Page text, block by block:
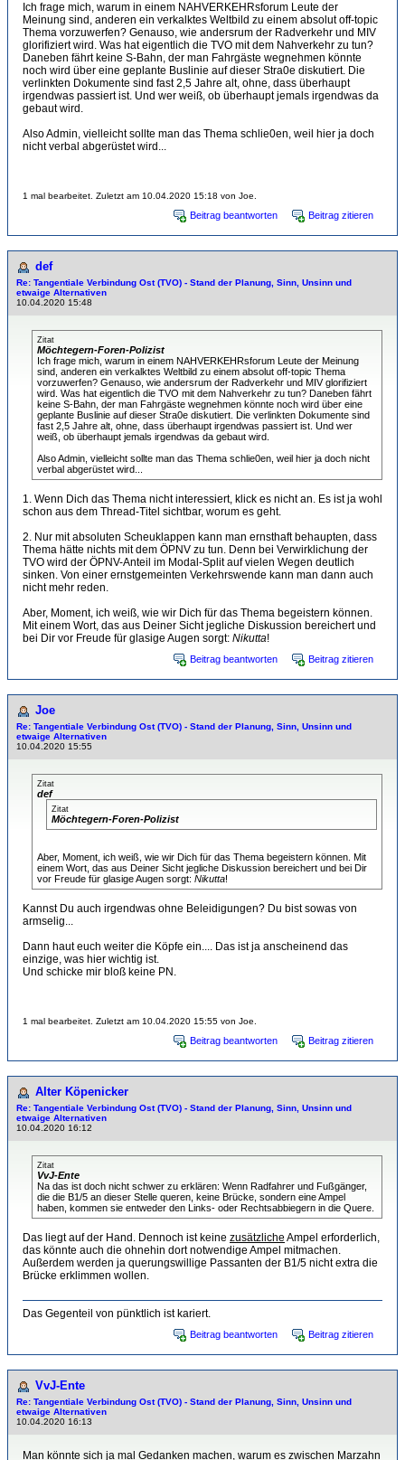
Ich frage mich, warum in einem NAHVERKEHRsforum Leute der
Meinung sind, anderen ein verkalktes Weltbild zu einem absolut off-topic
Thema vorzuwerfen? Genauso, wie andersrum der Radverkehr und MIV
glorifiziert wird. Was hat eigentlich die TVO mit dem Nahverkehr zu tun?
Daneben fährt keine S-Bahn, der man Fahrgäste wegnehmen könnte
noch wird über eine geplante Buslinie auf dieser Stra0e diskutiert. Die
verlinkten Dokumente sind fast 2,5 Jahre alt, ohne, dass überhaupt
irgendwas passiert ist. Und wer weiß, ob überhaupt jemals irgendwas da
gebaut wird.
Also Admin, vielleicht sollte man das Thema schlie0en, weil hier ja doch
nicht verbal abgerüstet wird...
1 mal bearbeitet. Zuletzt am 10.04.2020 15:18 von Joe.
Beitrag beantworten Beitrag zitieren
def
Re: Tangentiale Verbindung Ost (TVO) - Stand der Planung, Sinn, Unsinn und
etwaige Alternativen
10.04.2020 15:48
Zitat
Möchtegern-Foren-Polizist
Ich frage mich, warum in einem NAHVERKEHRsforum Leute der Meinung
sind, anderen ein verkalktes Weltbild zu einem absolut off-topic Thema
vorzuwerfen? Genauso, wie andersrum der Radverkehr und MIV glorifiziert
wird. Was hat eigentlich die TVO mit dem Nahverkehr zu tun? Daneben fährt
keine S-Bahn, der man Fahrgäste wegnehmen könnte noch wird über eine
geplante Buslinie auf dieser Stra0e diskutiert. Die verlinkten Dokumente sind
fast 2,5 Jahre alt, ohne, dass überhaupt irgendwas passiert ist. Und wer
weiß, ob überhaupt jemals irgendwas da gebaut wird.
Also Admin, vielleicht sollte man das Thema schlie0en, weil hier ja doch nicht
verbal abgerüstet wird...
1. Wenn Dich das Thema nicht interessiert, klick es nicht an. Es ist ja wohl
schon aus dem Thread-Titel sichtbar, worum es geht.
2. Nur mit absoluten Scheuklappen kann man ernsthaft behaupten, dass
Thema hätte nichts mit dem ÖPNV zu tun. Denn bei Verwirklichung der
TVO wird der ÖPNV-Anteil im Modal-Split auf vielen Wegen deutlich
sinken. Von einer ernstgemeinten Verkehrswende kann man dann auch
nicht mehr reden.
Aber, Moment, ich weiß, wie wir Dich für das Thema begeistern können.
Mit einem Wort, das aus Deiner Sicht jegliche Diskussion bereichert und
bei Dir vor Freude für glasige Augen sorgt: Nikutta!
Beitrag beantworten Beitrag zitieren
Joe
Re: Tangentiale Verbindung Ost (TVO) - Stand der Planung, Sinn, Unsinn und
etwaige Alternativen
10.04.2020 15:55
Zitat
def
Zitat
Möchtegern-Foren-Polizist
Aber, Moment, ich weiß, wie wir Dich für das Thema begeistern können. Mit
einem Wort, das aus Deiner Sicht jegliche Diskussion bereichert und bei Dir
vor Freude für glasige Augen sorgt: Nikutta!
Kannst Du auch irgendwas ohne Beleidigungen? Du bist sowas von
armselig...
Dann haut euch weiter die Köpfe ein.... Das ist ja anscheinend das
einzige, was hier wichtig ist.
Und schicke mir bloß keine PN.
1 mal bearbeitet. Zuletzt am 10.04.2020 15:55 von Joe.
Beitrag beantworten Beitrag zitieren
Alter Köpenicker
Re: Tangentiale Verbindung Ost (TVO) - Stand der Planung, Sinn, Unsinn und
etwaige Alternativen
10.04.2020 16:12
Zitat
VvJ-Ente
Na das ist doch nicht schwer zu erklären: Wenn Radfahrer und Fußgänger,
die die B1/5 an dieser Stelle queren, keine Brücke, sondern eine Ampel
haben, kommen sie entweder den Links- oder Rechtsabbiegern in die Quere.
Das liegt auf der Hand. Dennoch ist keine zusätzliche Ampel erforderlich,
das könnte auch die ohnehin dort notwendige Ampel mitmachen.
Außerdem werden ja querungswillige Passanten der B1/5 nicht extra die
Brücke erklimmen wollen.
Das Gegenteil von pünktlich ist kariert.
Beitrag beantworten Beitrag zitieren
VvJ-Ente
Re: Tangentiale Verbindung Ost (TVO) - Stand der Planung, Sinn, Unsinn und
etwaige Alternativen
10.04.2020 16:13
Man könnte sich ja mal Gedanken machen, warum es zwischen Marzahn